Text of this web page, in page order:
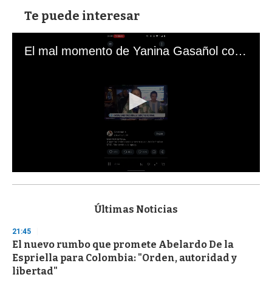
Te puede interesar
El mal momento de Yanina Gasañol con un hincha argentino en "Subrayado"
s
d
s
o
f
3
Últimas Noticias
21:45
El nuevo rumbo que promete Abelardo De la
Espriella para Colombia: "Orden, autoridad y
libertad"